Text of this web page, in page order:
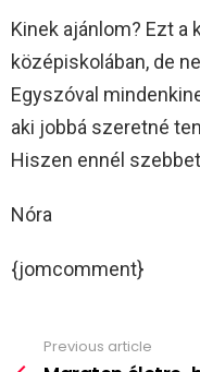
Kinek ajánlom? Ezt
középiskolában, de
Egyszóval
aki jobbá szeretné
Hiszen ennél
Nóra
{jomcomment}
Previous article